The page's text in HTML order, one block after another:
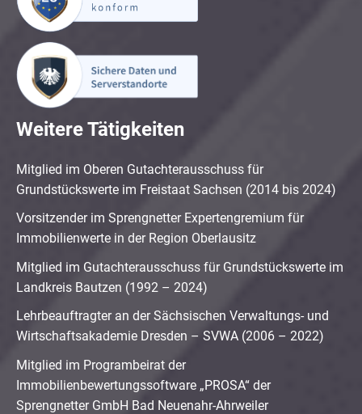
Weitere Tätigkeiten
Mitglied im Oberen Gutachterausschuss für
Grundstückswerte im Freistaat Sachsen (2014 bis 2024)
Vorsitzender im Sprengnetter Expertengremium für
Immobilienwerte in der Region Oberlausitz
Mitglied im Gutachterausschuss für Grundstückswerte im
Landkreis Bautzen (1992 – 2024)
Lehrbeauftragter an der Sächsischen Verwaltungs- und
Wirtschaftsakademie Dresden – SVWA (2006 – 2022)
Mitglied im Programbeirat der
Immobilienbewertungssoftware „PROSA“ der
Sprengnetter GmbH Bad Neuenahr-Ahrweiler